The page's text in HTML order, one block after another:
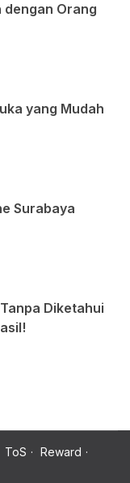
dengan Orang
yang Mudah
Surabaya
Diketahui
ToS
Reward